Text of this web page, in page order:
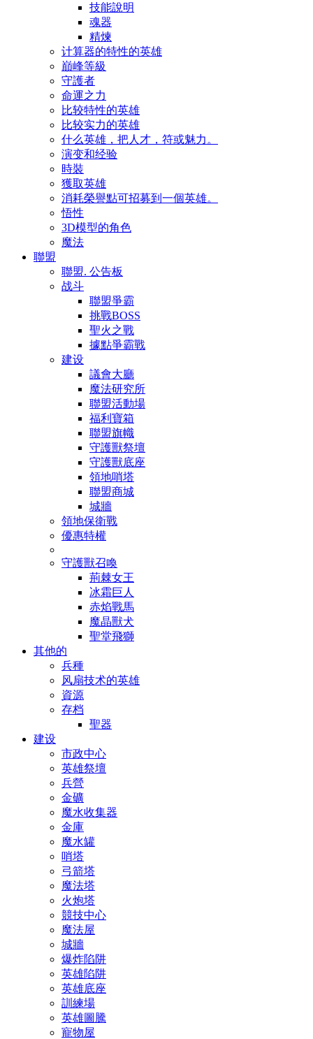
技能說明
魂器
精煉
计算器的特性的英雄
巔峰等級
守護者
命運之力
比较特性的英雄
比较实力的英雄
什么英雄，把人才，符或魅力。
演变和经验
時裝
獲取英雄
消耗榮譽點可招募到一個英雄。
悟性
3D模型的角色
魔法
聯盟
聯盟. 公告板
战斗
聯盟爭霸
挑戰BOSS
聖火之戰
據點爭霸戰
建设
議會大廳
魔法研究所
聯盟活動場
福利寶箱
聯盟旗幟
守護獸祭壇
守護獸底座
領地哨塔
聯盟商城
城牆
領地保衛戰
優惠特權
守護獸召喚
荊棘女王
冰霜巨人
赤焰戰馬
魔晶獸犬
聖堂飛獅
其他的
兵種
风扇技术的英雄
資源
存档
聖器
建设
市政中心
英雄祭壇
兵營
金礦
魔水收集器
金庫
魔水罐
哨塔
弓箭塔
魔法塔
火炮塔
競技中心
魔法屋
城牆
爆炸陷阱
英雄陷阱
英雄底座
訓練場
英雄圖騰
寵物屋